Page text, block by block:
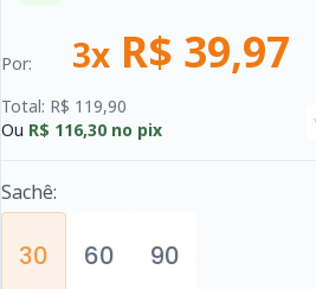
Por: 3x R$ 39,97
Total: R$ 119,90
Ou R$ 116,30 no pix
Sachê:
30 60 90